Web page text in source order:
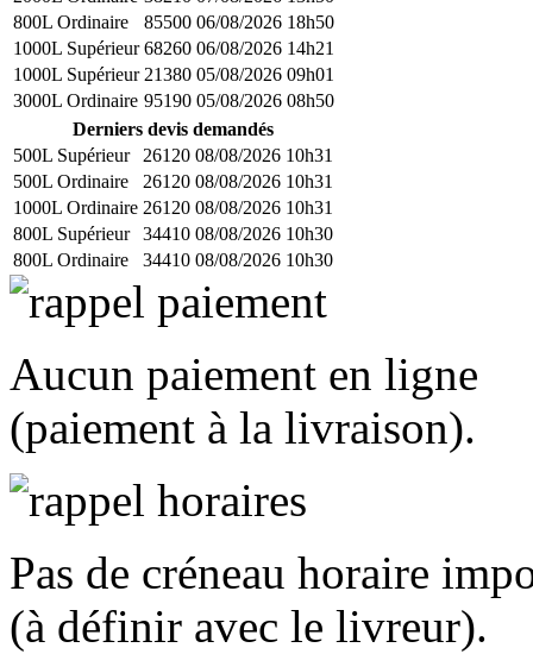
800L Ordinaire
85500 06/08/2026 18h50
1000L Supérieur 68260 06/08/2026 14h21
1000L Supérieur 21380 05/08/2026 09h01
3000L Ordinaire 95190 05/08/2026 08h50
Derniers devis demandés
500L Supérieur
26120 08/08/2026 10h31
500L Ordinaire
26120 08/08/2026 10h31
1000L Ordinaire 26120 08/08/2026 10h31
800L Supérieur
34410 08/08/2026 10h30
800L Ordinaire
34410 08/08/2026 10h30
Aucun paiement en ligne
(paiement à la livraison).
Pas de créneau horaire
(à définir avec le livreur).